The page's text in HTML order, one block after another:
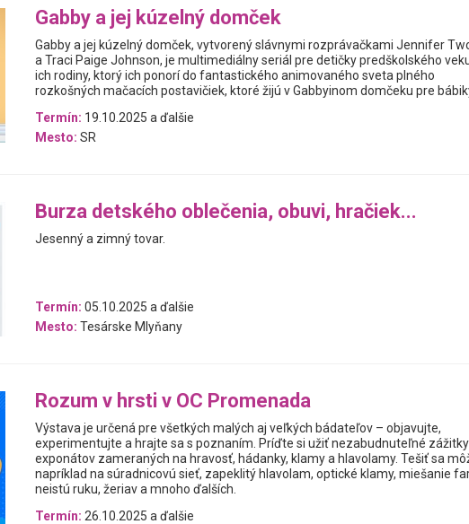
Gabby a jej kúzelný domček
Gabby a jej kúzelný domček, vytvorený slávnymi rozprávačkami Jennifer
a Traci Paige Johnson, je multimediálny seriál pre detičky predškolského
ich rodiny, ktorý ich ponorí do fantastického animovaného sveta plného
rozkošných mačacích postavičiek, ktoré žijú v Gabbyinom domčeku pre
Termín: 19.10.2025 a ďalšie
Mesto: SR
Burza detského oblečenia, obuvi, hračiek...
Jesenný a zimný tovar.
Termín: 05.10.2025 a ďalšie
Mesto: Tesárske Mlyňany
Rozum v hrsti v OC Promenada
Výstava je určená pre všetkých malých aj veľkých bádateľov – objavujte,
experimentujte a hrajte sa s poznaním. Príďte si užiť nezabudnuteľné
exponátov zameraných na hravosť, hádanky, klamy a hlavolamy. Tešiť sa
napríklad na súradnicovú sieť, zapeklitý hlavolam, optické klamy, miešanie
neistú ruku, žeriav a mnoho ďalších.
Termín: 26.10.2025 a ďalšie